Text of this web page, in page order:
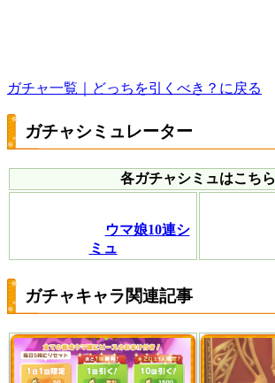
ガチャ一覧｜どっちを引くべき？に戻る
ガチャシミュレーター
各ガチャシミュはこちら
ウマ娘10連シ
ミュ
ガチャキャラ関連記事